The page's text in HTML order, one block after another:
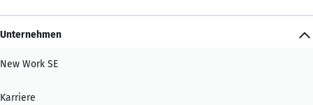
Unternehmen
New Work SE
Karriere